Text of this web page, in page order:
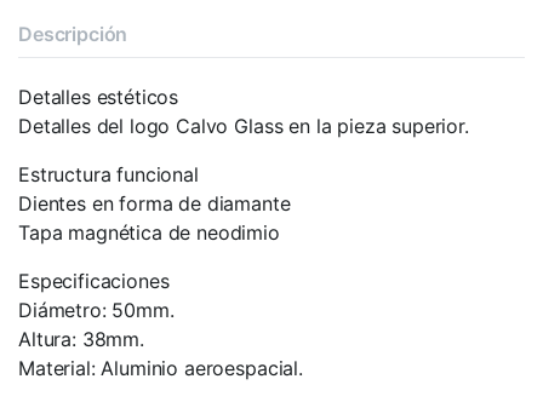
Descripción
Detalles estéticos
Detalles del logo Calvo Glass en la pieza superior.
Estructura funcional
Dientes en forma de diamante
Tapa magnética de neodimio
Especificaciones
Diámetro: 50mm.
Altura: 38mm.
Material: Aluminio aeroespacial.